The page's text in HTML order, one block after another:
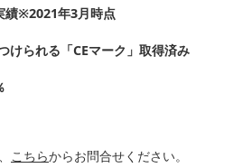
績※2021年3月時点
けられる「CEマーク」取得済み
こちらからお問合せください。